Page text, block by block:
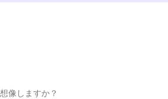
像しますか？